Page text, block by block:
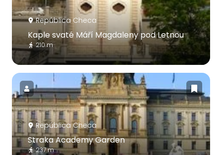
República Checa
Kaple svaté Máří Magdaleny pod Letnou
210 m
República Checa
Straka Academy Garden
237 m